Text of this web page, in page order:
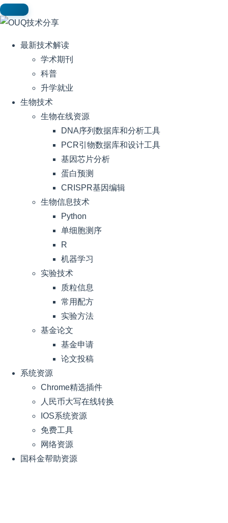
最新技术解读
学术期刊
科普
升学就业
生物技术
生物在线资源
DNA序列数据库和分析工具
PCR引物数据库和设计工具
基因芯片分析
蛋白预测
CRISPR基因编辑
生物信息技术
Python
单细胞测序
R
机器学习
实验技术
质粒信息
常用配方
实验方法
基金论文
基金申请
论文投稿
系统资源
Chrome精选插件
人民币大写在线转换
IOS系统资源
免费工具
网络资源
国科金帮助资源